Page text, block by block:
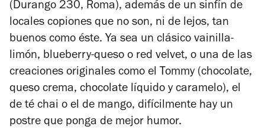
(Durango 230, Roma), además de un sinfín de
locales copiones que no son, ni de lejos, tan
buenos como éste. Ya sea un clásico vainilla-
limón, blueberry-queso o red velvet, o una de las
creaciones originales como el Tommy (chocolate,
queso crema, chocolate líquido y caramelo), el
de té chai o el de mango, difícilmente hay un
postre que ponga de mejor humor.